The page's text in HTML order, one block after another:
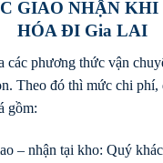
GIAO NHẬN KHI
HÓA ĐI Gia LAI
các phương thức vận
Theo đó thì mức chi phí,
gồm:
– nhận tại kho: Quý